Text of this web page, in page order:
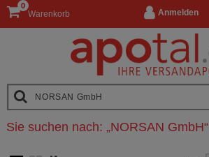
Anmelden
Warenkorb
0
Sie suchen nach: „NORSAN GmbH“